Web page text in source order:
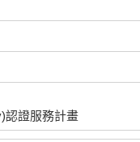
認證服務計畫